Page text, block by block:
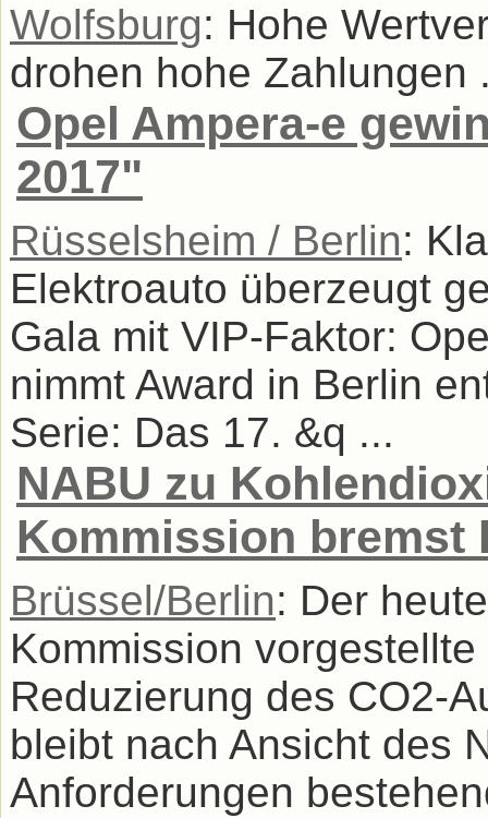
Wolfsburg: Hohe
drohen hohe Zahlungen
Opel Ampera-e
2017"
Rüsselsheim / Berlin:
Elektroauto überzeugt
Gala mit VIP-Faktor:
nimmt Award in Berlin
Serie: Das 17. &q ...
NABU zu
Kommission bremst
Brüssel/Berlin: Der
Kommission
Reduzierung des CO2-
bleibt nach Ansicht des
Anforderungen